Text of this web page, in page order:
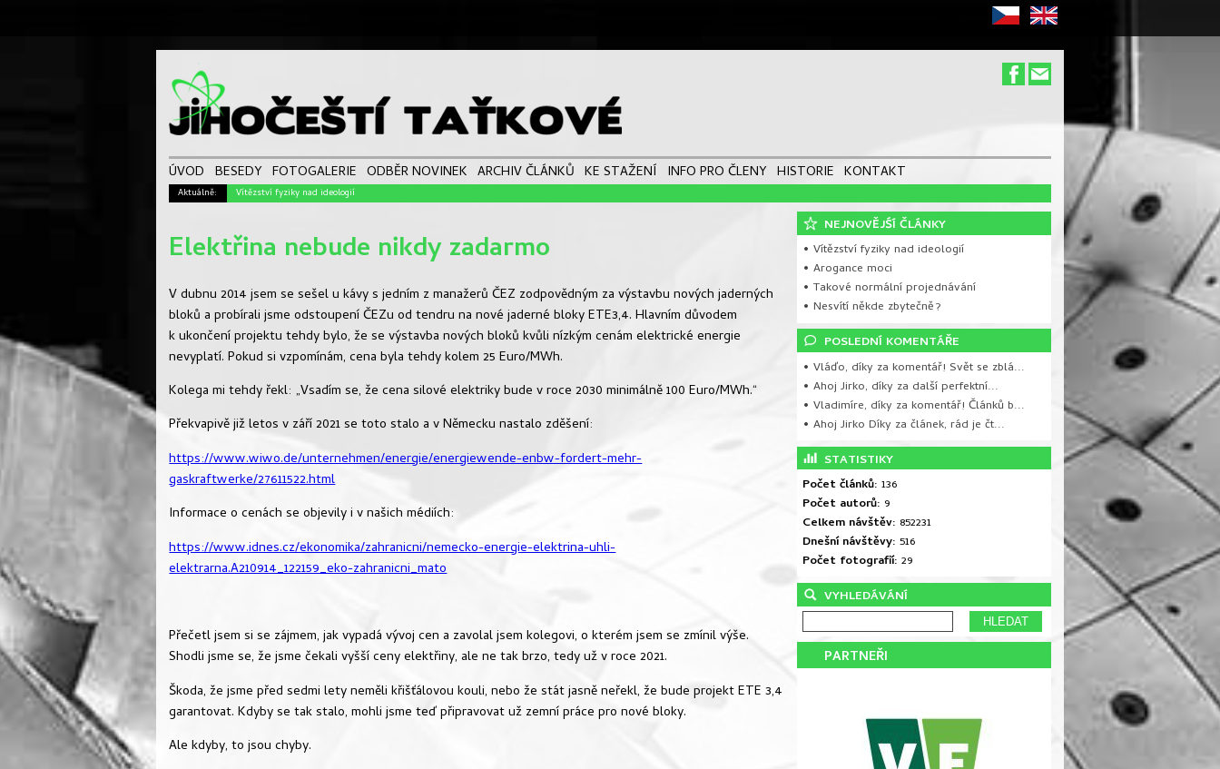
ÚVOD BESEDY FOTOGALERIE ODBĚR NOVINEK ARCHIV ČLÁNKŮ KE STAŽENÍ INFO PRO ČLENY HISTORIE KONTAKT
Aktuálně: Vítězství fyziky nad ideologií
Elektřina nebude nikdy zadarmo
V dubnu 2014 jsem se sešel u kávy s jedním z manažerů ČEZ zodpovědným za výstavbu nových jaderných
bloků a probírali jsme odstoupení ČEZu od tendru na nové jaderné bloky ETE3,4. Hlavním důvodem
k ukončení projektu tehdy bylo, že se výstavba nových bloků kvůli nízkým cenám elektrické energie
nevyplatí. Pokud si vzpomínám, cena byla tehdy kolem 25 Euro/MWh.
Kolega mi tehdy řekl: „Vsadím se, že cena silové elektriky bude v roce 2030 minimálně 100 Euro/MWh.“
Překvapivě již letos v září 2021 se toto stalo a v Německu nastalo zděšení:
https://www.wiwo.de/unternehmen/energie/energiewende-enbw-fordert-mehr-
gaskraftwerke/27611522.html
Informace o cenách se objevily i v našich médiích:
https://www.idnes.cz/ekonomika/zahranicni/nemecko-energie-elektrina-uhli-
elektrarna.A210914_122159_eko-zahranicni_mato
Přečetl jsem si se zájmem, jak vypadá vývoj cen a zavolal jsem kolegovi, o kterém jsem se zmínil výše.
Shodli jsme se, že jsme čekali vyšší ceny elektřiny, ale ne tak brzo, tedy už v roce 2021.
Škoda, že jsme před sedmi lety neměli křišťálovou kouli, nebo že stát jasně neřekl, že bude projekt ETE 3,4
garantovat. Kdyby se tak stalo, mohli jsme teď připravovat už zemní práce pro nové bloky.
Ale kdyby, to jsou chyby.
NEJNOVĚJŚÍ ČLÁNKY
• Vítězství fyziky nad ideologií
• Arogance moci
• Takové normální projednávání
• Nesvítí někde zbytečně?
POSLEDNÍ KOMENTÁŘE
• Vláďo, díky za komentář! Svět se zblá...
• Ahoj Jirko, díky za další perfektní...
• Vladimíre, díky za komentář! Článků b...
• Ahoj Jirko Díky za článek, rád je čt...
STATISTIKY
Počet článků: 136
Počet autorů: 9
Celkem návštěv: 852231
Dnešní návštěvy: 516
Počet fotografií: 29
VYHLEDÁVÁNÍ
PARTNEŘI